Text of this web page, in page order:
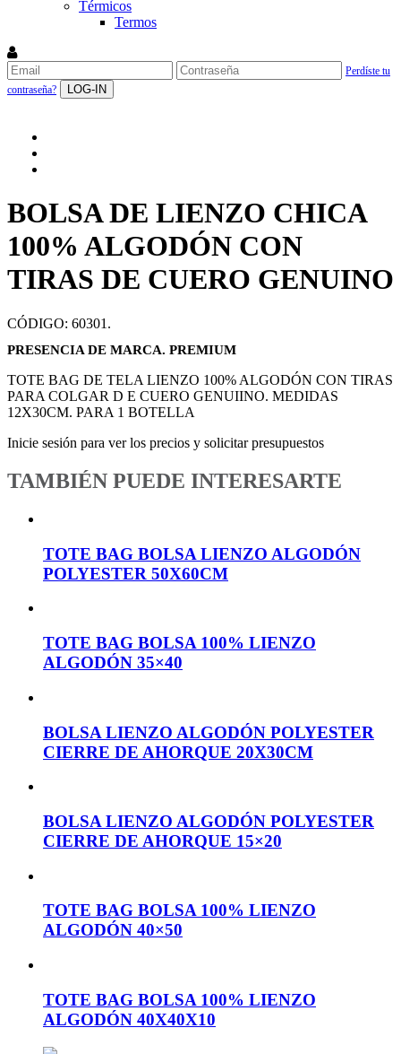
Térmicos
Termos
Perdíste tu
contraseña?
LOG-IN
BOLSA DE LIENZO CHICA
100% ALGODÓN CON
TIRAS DE CUERO GENUINO
CÓDIGO: 60301 .
PRESENCIA DE MARCA. PREMIUM
TOTE BAG DE TELA LIENZO 100% ALGODÓN CON TIRAS
PARA COLGAR D E CUERO GENUIINO. MEDIDAS
12X30CM. PARA 1 BOTELLA
Inicie sesión para ver los precios y solicitar presupuestos
TAMBIÉN PUEDE INTERESARTE
TOTE BAG BOLSA LIENZO ALGODÓN
POLYESTER 50X60CM
TOTE BAG BOLSA 100% LIENZO
ALGODÓN 35×40
BOLSA LIENZO ALGODÓN POLYESTER
CIERRE DE AHORQUE 20X30CM
BOLSA LIENZO ALGODÓN POLYESTER
CIERRE DE AHORQUE 15×20
TOTE BAG BOLSA 100% LIENZO
ALGODÓN 40×50
TOTE BAG BOLSA 100% LIENZO
ALGODÓN 40X40X10